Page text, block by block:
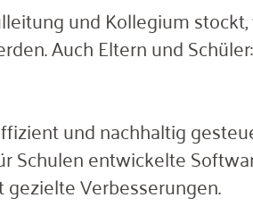
und Kollegium
Auch Eltern und
und nachhaltig
Schulen entwickelte
Verbesserungen.